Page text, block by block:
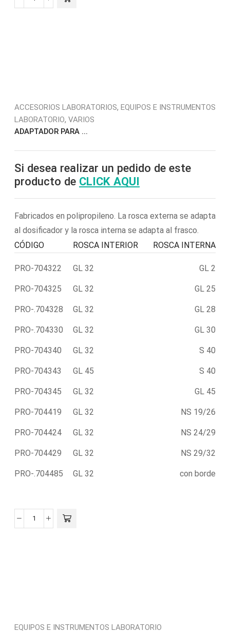
ACCESORIOS LABORATORIOS, EQUIPOS E INSTRUMENTOS
LABORATORIO, VARIOS
ADAPTADOR PARA ...
Si desea realizar un pedido de este
producto de CLICK AQUI
Fabricados en polipropileno. La rosca externa se adapta
al dosificador y la rosca interna se adapta al frasco.
CÓDIGO
ROSCA INTERIOR ROSCA INTERNA
PRO-704322 GL 32 GL 2
PRO-704325 GL 32 GL 25
PRO-.704328 GL 32 GL 28
PRO-.704330 GL 32 GL 30
PRO-704340 GL 32 S 40
PRO-704343 GL 45 S 40
PRO-704345 GL 32 GL 45
PRO-704419 GL 32 NS 19/26
PRO-704424 GL 32 NS 24/29
PRO-704429 GL 32 NS 29/32
PRO-.704485 GL 32 con borde
EQUIPOS E INSTRUMENTOS LABORATORIO